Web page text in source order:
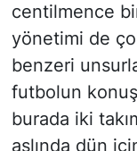
centilmence
yönetimi de
benzeri
futbolun
burada iki
aslında dün